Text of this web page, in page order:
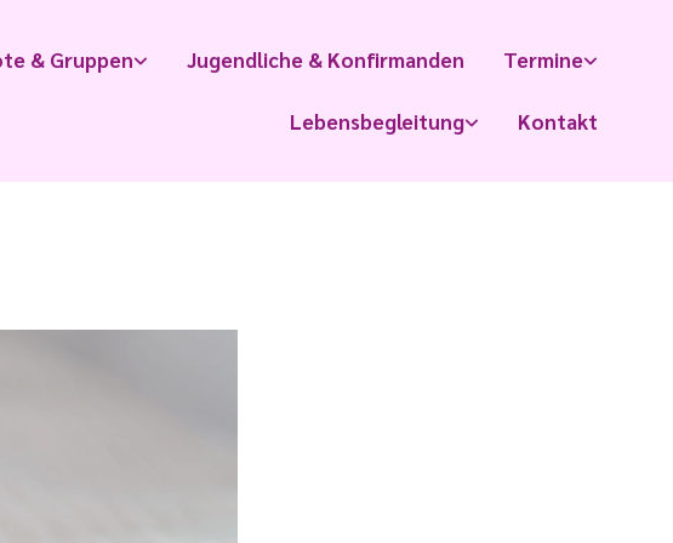
& Gruppen Jugendliche & Konfirmanden Termine
Lebensbegleitung Kontakt